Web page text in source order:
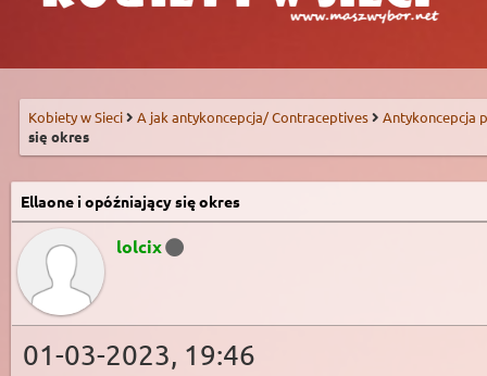
Kobiety w Sieci A jak antykoncepcja/ Contraceptives
Antykoncepcja
się okres
Ellaone i opóźniający się okres
lolcix
01-03-2023, 19:46